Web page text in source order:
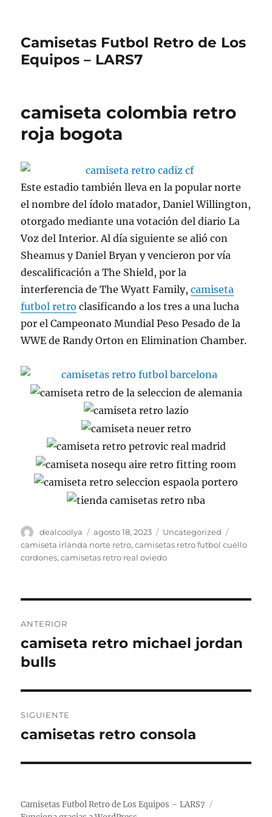
Camisetas Futbol Retro de Los
Equipos – LARS7
camiseta colombia retro
roja bogota
Este estadio también lleva en la popular norte
el nombre del ídolo matador, Daniel Willington,
otorgado mediante una votación del diario La
Voz del Interior. Al día siguiente se alió con
Sheamus y Daniel Bryan y vencieron por vía
descalificación a The Shield, por la
interferencia de The Wyatt Family,camiseta
futbol retro clasificando a los tres a una lucha
por el Campeonato Mundial Peso Pesado de la
WWE de Randy Orton en Elimination Chamber.
Autor
dealcoolya
Publicado
el
agosto 18, 2023 Categorías
Uncategorized
camiseta irlanda norte retro,camisetas retro futbol cuello
cordones,camisetas retro real oviedo
de
entradas
ANTERIOR
Entrada
anterior:
camiseta retro michael jordan
bulls
SIGUIENTE
Entrada
camisetas retro consola
Camisetas Futbol Retro de Los Equipos – LARS7